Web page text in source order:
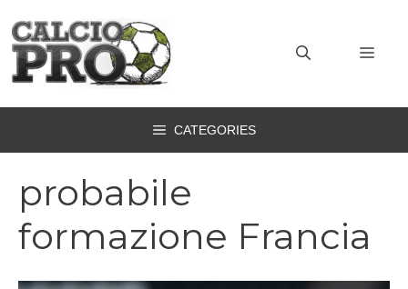
contenuto
CATEGORIES
probabile
formazione Francia